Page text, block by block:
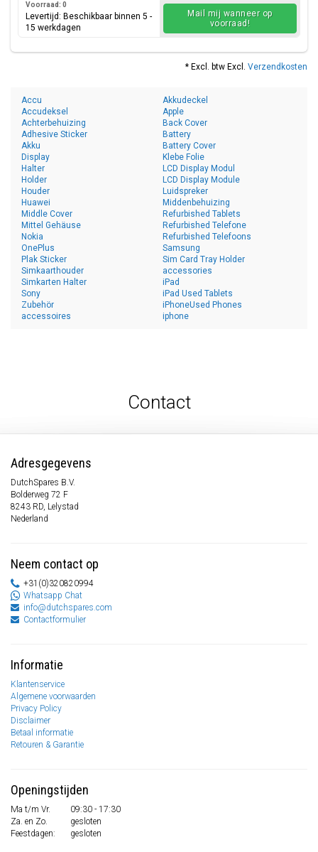
Voorraad: 0
Levertijd: Beschikbaar binnen 5 -
15 werkdagen
Mail mij wanneer op
voorraad!
* Excl. btw Excl. Verzendkosten
Accu
Accudeksel
Achterbehuizing
Adhesive Sticker
Akku
Akkudeckel
Apple
Back Cover
Battery
Battery Cover
Display
Halter
Holder
Houder
Huawei
Klebe Folie
LCD Display Modul
LCD Display Module
Luidspreker
Middenbehuizing
Middle Cover
Mittel Gehäuse
Nokia
OnePlus
Plak Sticker
Refurbished Tablets
Refurbished Telefone
Refurbished Telefoons
Samsung
Sim Card Tray Holder
Simkaarthouder
Simkarten Halter
Sony
Zubehör
accessoires
accessories
iPad
iPad Used Tablets
iPhoneUsed Phones
iphone
Contact
Adresgegevens
DutchSpares B.V.
Bolderweg 72 F
8243 RD, Lelystad
Nederland
Neem contact op
+31(0)320820994
Whatsapp Chat
info@dutchspares.com
Contactformulier
Informatie
Klantenservice
Algemene voorwaarden
Privacy Policy
Disclaimer
Betaal informatie
Retouren & Garantie
Openingstijden
Ma t/m Vr.
09:30 - 17:30
Za. en Zo.
gesloten
Feestdagen:
gesloten